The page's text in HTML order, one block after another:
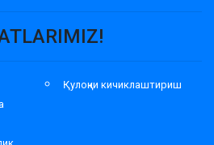
Қулоқни кичиклаштириш